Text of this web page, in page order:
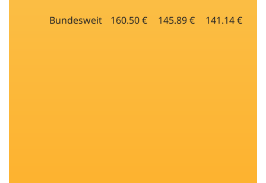
Bundesweit 160.50 € 145.89 € 141.14 €